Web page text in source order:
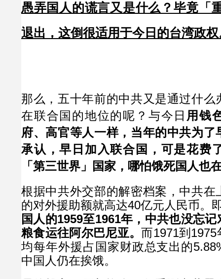
愚弄国人的谎言又是什么？毕竟「
退出，这倒很适用于今日的台湾政
那么，五十年前的中共又是通过什么
在联合国的地位的呢？与今日 用钱
府、高官等人一样，当年的中共为了
承认，早日加入联合国，可是花费
「第三世界」国家，哪怕饿死国人也
根据中共外交部的解密档案，中共在
的对外援助额就高达40亿元人民币。
国人的1959至1961年，中共也没忘
粮食运往阿尔巴尼亚。而1971到
均每年外援占国家财政总支出的
中国人仍在挨饿。